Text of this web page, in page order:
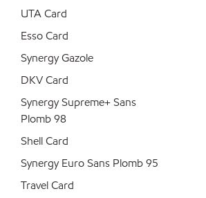
UTA Card
Esso Card
Synergy Gazole
DKV Card
Synergy Supreme+ Sans
Plomb 98
Shell Card
Synergy Euro Sans Plomb 95
Travel Card